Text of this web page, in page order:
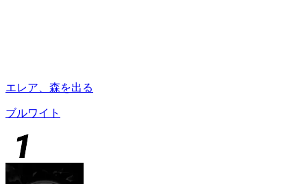
エレア、森を出る
ブルワイト